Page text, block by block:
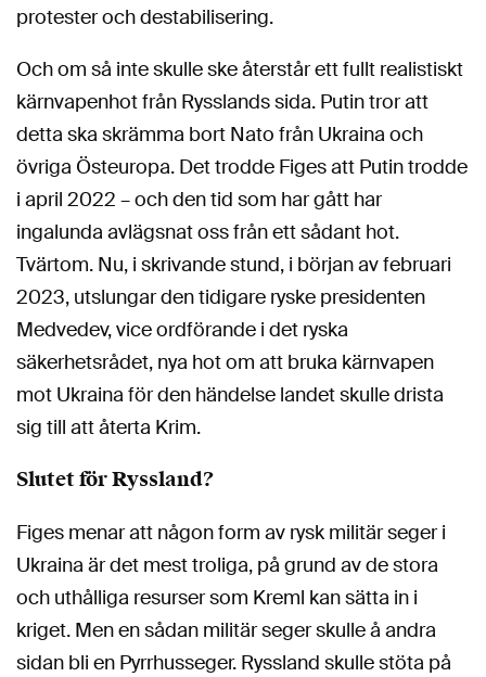
protester och destabilisering.
Och om så inte skulle ske återstår ett fullt realistiskt
kärnvapenhot från Rysslands sida. Putin tror att
detta ska skrämma bort Nato från Ukraina och
övriga Östeuropa. Det trodde Figes att Putin trodde
i april 2022 – och den tid som har gått har
ingalunda avlägsnat oss från ett sådant hot.
Tvärtom. Nu, i skrivande stund, i början av februari
2023, utslungar den tidigare ryske presidenten
Medvedev, vice ordförande i det ryska
säkerhetsrådet, nya hot om att bruka kärnvapen
mot Ukraina för den händelse landet skulle drista
sig till att återta Krim.
Slutet för Ryssland?
Figes menar att någon form av rysk militär seger i
Ukraina är det mest troliga, på grund av de stora
och uthålliga resurser som Kreml kan sätta in i
kriget. Men en sådan militär seger skulle å andra
sidan bli en Pyrrhusseger. Ryssland skulle stöta på